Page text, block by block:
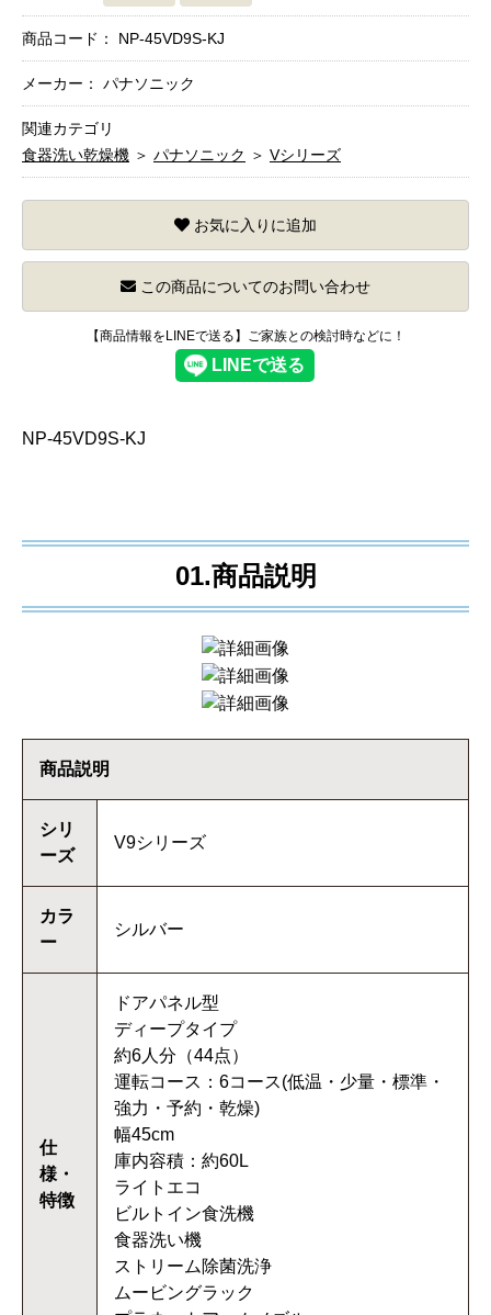
商品コード： NP-45VD9S-KJ
メーカー： パナソニック
関連カテゴリ
食器洗い乾燥機 ＞ パナソニック ＞ Vシリーズ
お気に入りに追加
この商品についてのお問い合わせ
【商品情報をLINEで送る】ご家族との検討時などに！
NP-45VD9S-KJ
01.商品説明
商品説明
シリ
ーズ
V9シリーズ
カラ
ー
シルバー
仕
様・
特徴
ドアパネル型
ディープタイプ
約6人分（44点）
運転コース：6コース(低温・少量・標準・
強力・予約・乾燥)
幅45cm
庫内容積：約60L
ライトエコ
ビルトイン食洗機
食器洗い機
ストリーム除菌洗浄
ムービングラック